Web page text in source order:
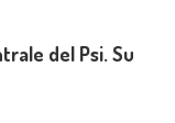
del Psi. Su